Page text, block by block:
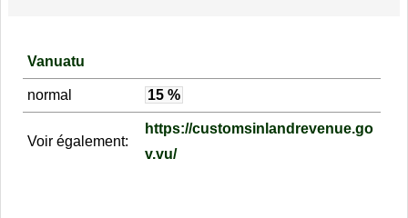
Vanuatu
normal 15 %
Voir également:
https://customsinlandrevenue.go
v.vu/